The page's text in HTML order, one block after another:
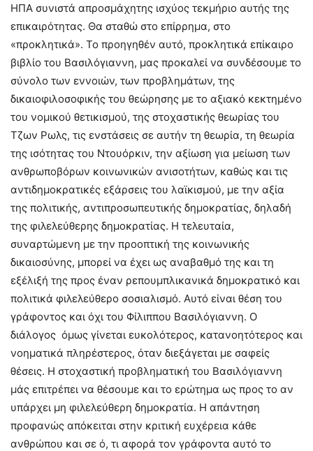
ΗΠΑ συνιστά απροσμάχητης ισχύος τεκμήριο αυτής της
επικαιρότητας. Θα σταθώ στο επίρρημα, στο
«προκλητικά». Το προηγηθέν αυτό, προκλητικά επίκαιρο
βιβλίο του Βασιλόγιαννη, μας προκαλεί να συνδέσουμε το
σύνολο των εννοιών, των προβλημάτων, της
δικαιοφιλοσοφικής του θεώρησης με το αξιακό κεκτημένο
του νομικού θετικισμού, της στοχαστικής θεωρίας του
Τζων Ρωλς, τις ενστάσεις σε αυτήν τη θεωρία, τη θεωρία
της ισότητας του Ντουόρκιν, την αξίωση για μείωση των
ανθρωποβόρων κοινωνικών ανισοτήτων, καθώς και τις
αντιδημοκρατικές εξάρσεις του λαϊκισμού, με την αξία
της πολιτικής, αντιπροσωπευτικής δημοκρατίας, δηλαδή
της φιλελεύθερης δημοκρατίας. Η τελευταία,
συναρτώμενη με την προοπτική της κοινωνικής
δικαιοσύνης, μπορεί να έχει ως αναβαθμό της και τη
εξέλιξή της προς έναν ρεπουμπλικανικά δημοκρατικό και
πολιτικά φιλελεύθερο σοσιαλισμό. Αυτό είναι θέση του
γράφοντος και όχι του Φίλιππου Βασιλόγιαννη. Ο
διάλογος όμως γίνεται ευκολότερος, κατανοητότερος και
νοηματικά πληρέστερος, όταν διεξάγεται με σαφείς
θέσεις. Η στοχαστική προβληματική του Βασιλόγιαννη
μάς επιτρέπει να θέσουμε και το ερώτημα ως προς το αν
υπάρχει μη φιλελεύθερη δημοκρατία. Η απάντηση
προφανώς απόκειται στην κριτική ευχέρεια κάθε
ανθρώπου και σε ό, τι αφορά τον γράφοντα αυτό το